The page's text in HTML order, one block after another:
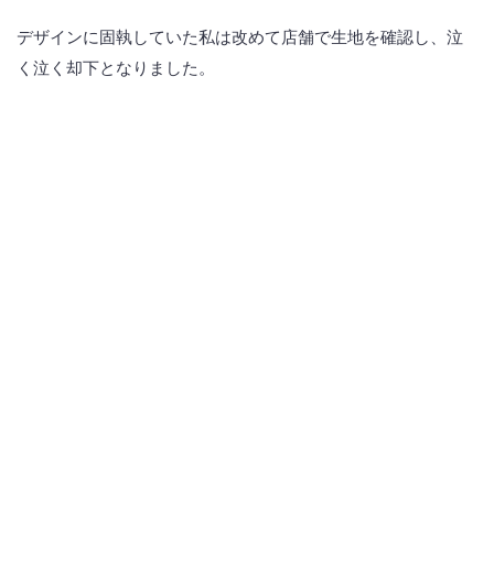
デザインに固執していた私は改めて店舗で生地を確認し、泣
く泣く却下となりました。